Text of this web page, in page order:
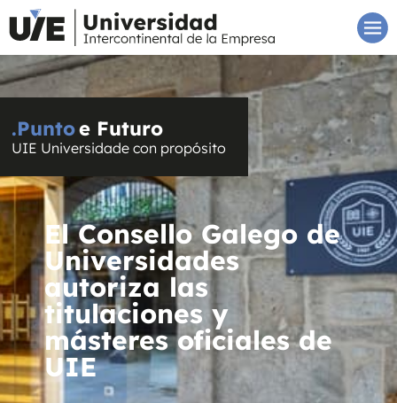
.Puntoe Futuro
UIE Universidade con propósito
El Consello Galego de
Universidades
autoriza las
titulaciones y
másteres oficiales de
UIE